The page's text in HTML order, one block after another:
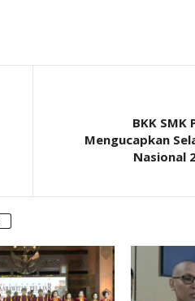
BKK SMK
Mengucapkan
Nasional